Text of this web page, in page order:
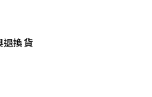
退換貨